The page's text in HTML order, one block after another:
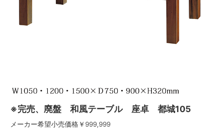
※完売、廃盤 和風テーブル 座卓 都城105
メーカー希望小売価格￥ 999,999